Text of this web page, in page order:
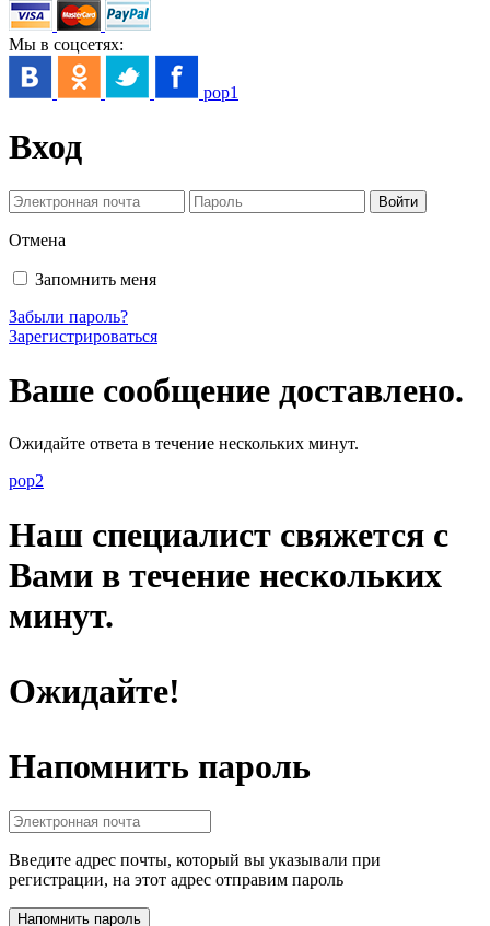
Мы в соцсетях:
pop1
Вход
Отмена
Запомнить меня
Забыли пароль?
Зарегистрироваться
Ваше сообщение доставлено.
Ожидайте ответа в течение нескольких минут.
pop2
Наш специалист свяжется с
Вами в течение нескольких
минут.
Ожидайте!
Напомнить пароль
Введите адрес почты, который вы указывали при
регистрации, на этот адрес отправим пароль